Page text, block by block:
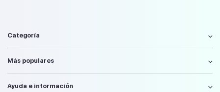
Categoría
Más populares
Ayuda e información